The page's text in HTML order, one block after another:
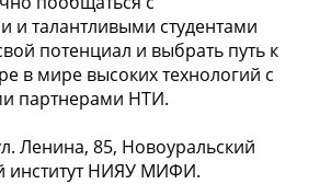
и талантливыми студентами
потенциал и выбрать путь к
в мире высоких технологий с
партнерами НТИ.
Ленина, 85, Новоуральский
институт НИЯУ МИФИ.